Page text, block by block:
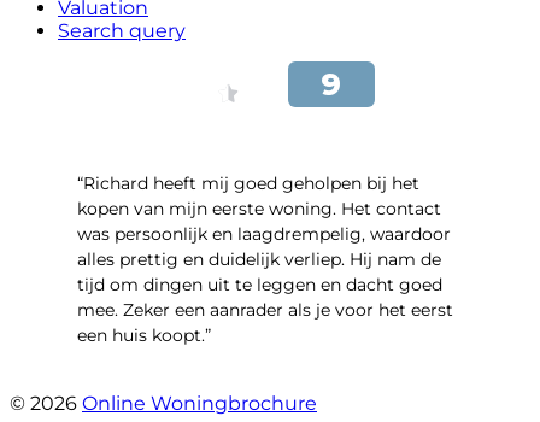
Valuation
Search query
“Richard heeft mij goed geholpen bij het
kopen van mijn eerste woning. Het contact
was persoonlijk en laagdrempelig, waardoor
alles prettig en duidelijk verliep. Hij nam de
tijd om dingen uit te leggen en dacht goed
mee. Zeker een aanrader als je voor het eerst
een huis koopt.”
© 2026 Online Woningbrochure